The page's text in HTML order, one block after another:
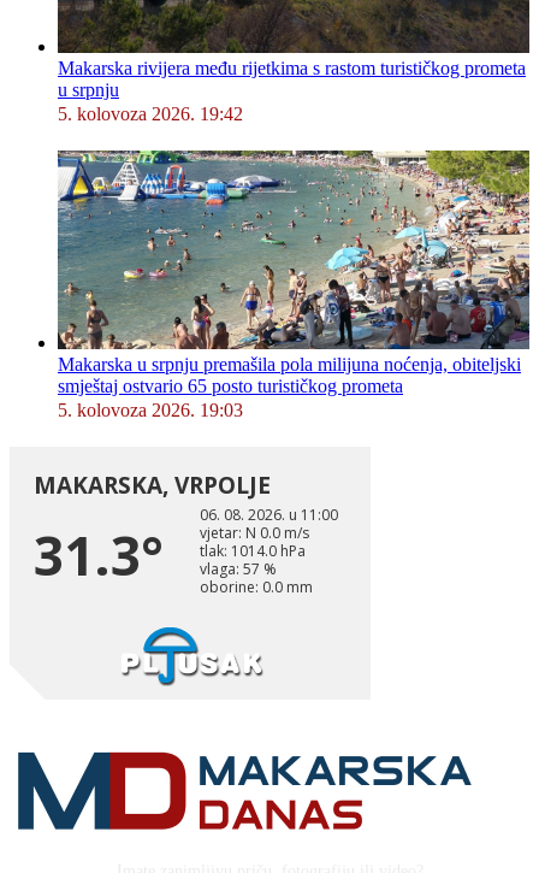
Makarska rivijera među rijetkima s rastom turističkog prometa
u srpnju
5. kolovoza 2026. 19:42
Makarska u srpnju premašila pola milijuna noćenja, obiteljski
smještaj ostvario 65 posto turističkog prometa
5. kolovoza 2026. 19:03